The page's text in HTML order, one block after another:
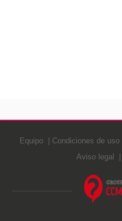
Equipo Condiciones de uso
Aviso legal